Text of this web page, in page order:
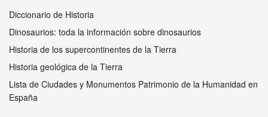
Diccionario de Historia
Dinosaurios: toda la información sobre dinosaurios
Historia de los supercontinentes de la Tierra
Historia geológica de la Tierra
Lista de Ciudades y Monumentos Patrimonio de la Humanidad en
España